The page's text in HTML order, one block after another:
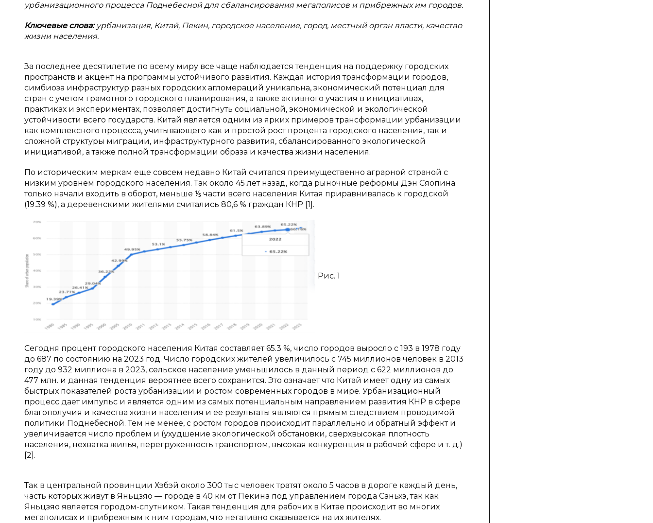
урбанизационного процесса Поднебесной для сбалансирования мегаполисов и прибрежных им городов.
Ключевые слова: урбанизация, Китай, Пекин, городское население, город, местный орган власти, качество
жизни населения.
За последнее десятилетие по всему миру все чаще наблюдается тенденция на поддержку городских
пространств и акцент на программы устойчивого развития. Каждая история трансформации городов,
симбиоза инфраструктур разных городских агломераций уникальна, экономический потенциал для
стран с учетом грамотного городского планирования, а также активного участия в инициативах,
практиках и экспериментах, позволяет достигнуть социальной, экономической и экологической
устойчивости всего государств. Китай является одним из ярких примеров трансформации урбанизации
как комплексного процесса, учитывающего как и простой рост процента городского населения, так и
сложной структуры миграции, инфраструктурного развития, сбалансированного экологической
инициативой, а также полной трансформации образа и качества жизни населения.
По историческим меркам еще совсем недавно Китай считался преимущественно аграрной страной с
низким уровнем городского населения. Так около 45 лет назад, когда рыночные реформы Дэн Сяопина
только начали входить в оборот, меньше ⅕ части всего населения Китая приравнивалась к городской
(19.39 %), а деревенскими жителями считались 80,6 % граждан КНР [1].
Рис. 1
Сегодня процент городского населения Китая составляет 65.3 %, число городов выросло с 193 в 1978 году
до 687 по состоянию на 2023 год. Число городских жителей увеличилось с 745 миллионов человек в 2013
году до 932 миллиона в 2023, сельское население уменьшилось в данный период с 622 миллионов до
477 млн. и данная тенденция вероятнее всего сохранится. Это означает что Китай имеет одну из самых
быстрых показателей роста урбанизации и ростом современных городов в мире. Урбанизационный
процесс дает импульс и является одним из самых потенциальным направлением развития КНР в сфере
благополучия и качества жизни населения и ее результаты являются прямым следствием проводимой
политики Поднебесной. Тем не менее, с ростом городов происходит параллельно и обратный эффект и
увеличивается число проблем и (ухудшение экологической обстановки, сверхвысокая плотность
населения, нехватка жилья, перегруженность транспортом, высокая конкуренция в рабочей сфере и т. д.)
[2].
Так в центральной провинции Хэбэй около 300 тыс человек тратят около 5 часов в дороге каждый день,
часть которых живут в Яньцзяо — городе в 40 км от Пекина под управлением города Саньхэ, так как
Яньцзяо является городом-спутником. Такая тенденция для рабочих в Китае происходит во многих
мегаполисах и прибрежным к ним городам, что негативно сказывается на их жителях.